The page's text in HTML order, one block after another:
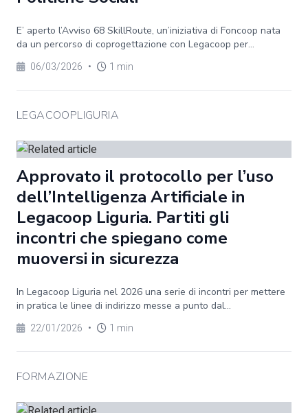
E’ aperto l’Avviso 68 SkillRoute, un’iniziativa di Foncoop nata
da un percorso di coprogettazione con Legacoop per...
06/03/2026 • 1 min
LEGACOOPLIGURIA
Approvato il protocollo per l’uso
dell’Intelligenza Artificiale in
Legacoop Liguria. Partiti gli
incontri che spiegano come
muoversi in sicurezza
In Legacoop Liguria nel 2026 una serie di incontri per mettere
in pratica le linee di indirizzo messe a punto dal...
22/01/2026 • 1 min
FORMAZIONE